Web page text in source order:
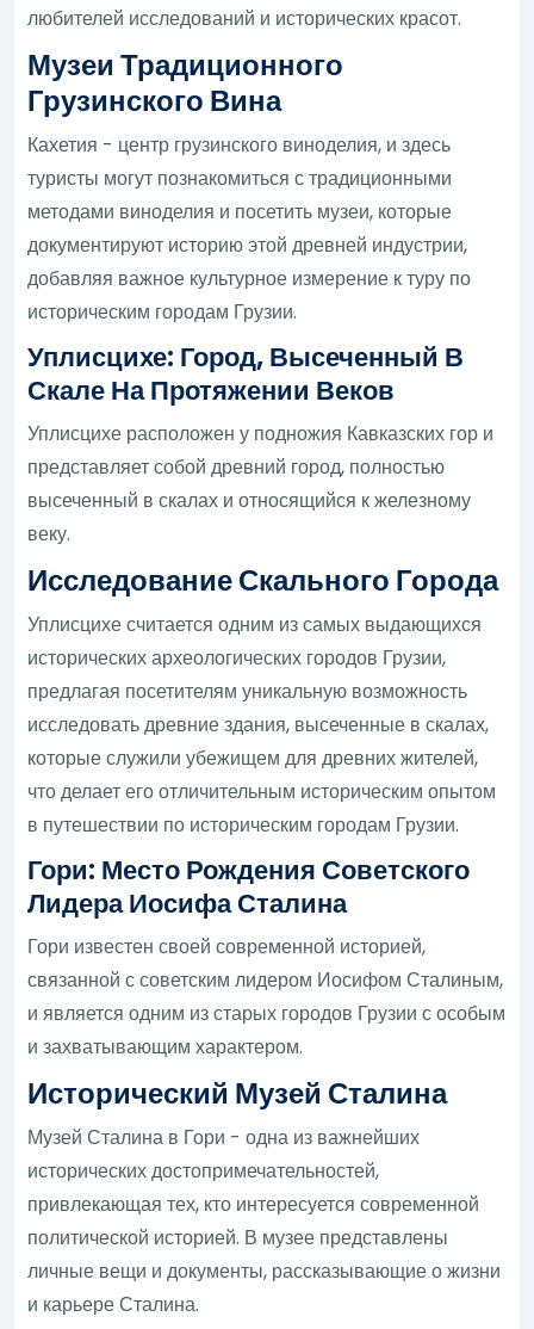
любителей исследований и исторических красот.
Музеи Традиционного
Грузинского Вина
Кахетия - центр грузинского виноделия, и здесь
туристы могут познакомиться с традиционными
методами виноделия и посетить музеи, которые
документируют историю этой древней индустрии,
добавляя важное культурное измерение к туру по
историческим городам Грузии.
Уплисцихе: Город, Высеченный В
Скале На Протяжении Веков
Уплисцихе расположен у подножия Кавказских гор и
представляет собой древний город, полностью
высеченный в скалах и относящийся к железному
веку.
Исследование Скального Города
Уплисцихе считается одним из самых выдающихся
исторических археологических городов Грузии,
предлагая посетителям уникальную возможность
исследовать древние здания, высеченные в скалах,
которые служили убежищем для древних жителей,
что делает его отличительным историческим опытом
в путешествии по историческим городам Грузии.
Гори: Место Рождения Советского
Лидера Иосифа Сталина
Гори известен своей современной историей,
связанной с советским лидером Иосифом Сталиным,
и является одним из старых городов Грузии с особым
и захватывающим характером.
Исторический Музей Сталина
Музей Сталина в Гори - одна из важнейших
исторических достопримечательностей,
привлекающая тех, кто интересуется современной
политической историей. В музее представлены
личные вещи и документы, рассказывающие о жизни
и карьере Сталина.